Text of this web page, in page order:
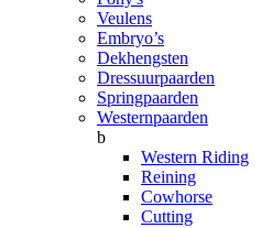
Veulens
Embryo’s
Dekhengsten
Dressuurpaarden
Springpaarden
Westernpaarden
b
Western Riding
Reining
Cowhorse
Cutting